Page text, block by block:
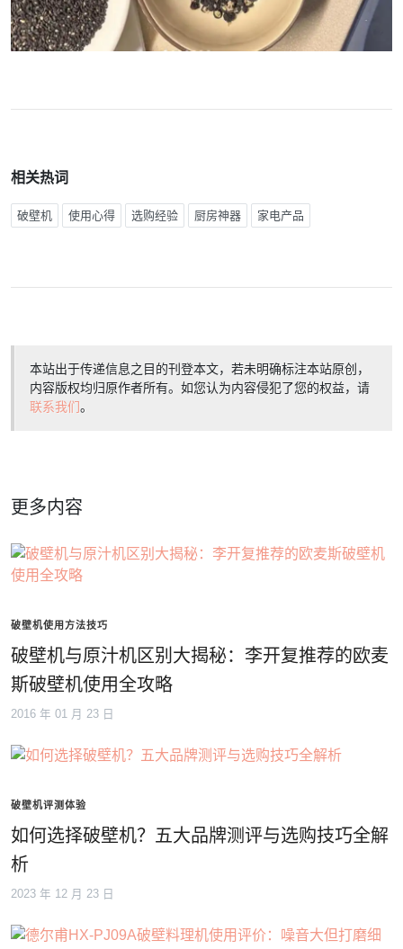
相关热词
破壁机 使用心得 选购经验 厨房神器 家电产品
本站出于传递信息之目的刊登本文，若未明确标注本站原创，
内容版权均归原作者所有。如您认为内容侵犯了您的权益，请
联系我们。
更多内容
破壁机使用方法技巧
破壁机与原汁机区别大揭秘：李开复推荐的欧麦
斯破壁机使用全攻略
2016 年 01 月 23 日
破壁机评测体验
如何选择破壁机？五大品牌测评与选购技巧全解
析
2023 年 12 月 23 日